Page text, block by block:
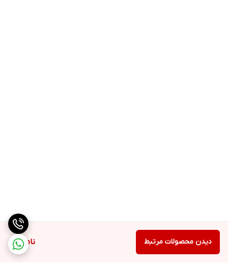
ناموجود دیدن محصولات مرتبط